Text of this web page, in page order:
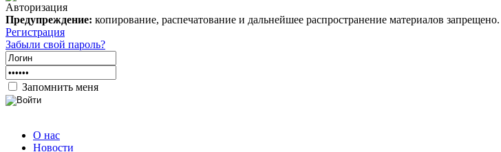
Авторизация
Предупреждение: копирование, распечатование и дальнейшее распространение материалов запрещено.
Регистрация
Забыли свой пароль?
Запомнить меня
О нас
Новости